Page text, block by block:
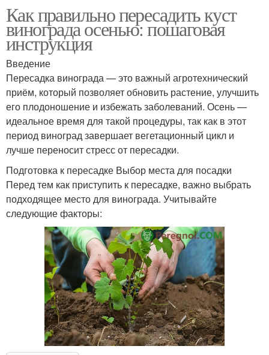
Как правильно пересадить куст
винограда осенью: пошаговая
инструкция
Введение
Пересадка винограда — это важный агротехнический
приём, который позволяет обновить растение, улучшить
его плодоношение и избежать заболеваний. Осень —
идеальное время для такой процедуры, так как в этот
период виноград завершает вегетационный цикл и
лучше переносит стресс от пересадки.
Подготовка к пересадке Выбор места для посадки
Перед тем как приступить к пересадке, важно выбрать
подходящее место для винограда. Учитывайте
следующие факторы: